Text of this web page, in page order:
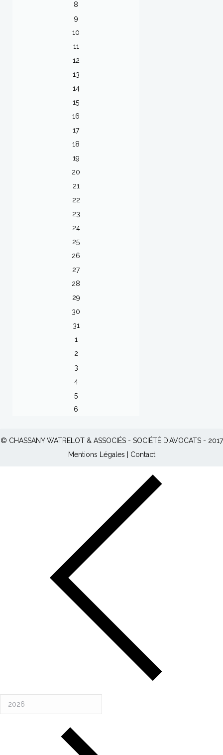
8
9
10
11
12
13
14
15
16
17
18
19
20
21
22
23
24
25
26
27
28
29
30
31
1
2
3
4
5
6
© CHASSANY WATRELOT & ASSOCIÉS - SOCIÉTÉ D'AVOCATS - 2017
Mentions Légales
Contact